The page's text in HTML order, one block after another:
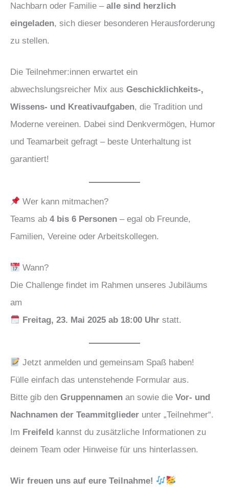
Nachbarn oder Familie – alle sind herzlich
eingeladen, sich dieser besonderen Herausforderung
zu stellen.
Die Teilnehmer:innen erwartet ein
abwechslungsreicher Mix aus Geschicklichkeits-,
Wissens- und Kreativaufgaben, die Tradition und
Moderne vereinen. Dabei sind Denkvermögen, Humor
und Teamarbeit gefragt – beste Unterhaltung ist
garantiert!
Wer kann mitmachen?
Teams ab 4 bis 6 Personen – egal ob Freunde,
Familien, Vereine oder Arbeitskollegen.
Wann?
Die Challenge findet im Rahmen unseres Jubiläums
am
Freitag, 23. Mai 2025 ab 18:00 Uhr statt.
Jetzt anmelden und gemeinsam Spaß haben!
Fülle einfach das untenstehende Formular aus.
Bitte gib den Gruppennamen an sowie die Vor- und
Nachnamen der Teammitglieder unter „Teilnehmer“.
Im Freifeld kannst du zusätzliche Informationen zu
deinem Team oder Hinweise für uns hinterlassen.
Wir freuen uns auf eure Teilnahme!